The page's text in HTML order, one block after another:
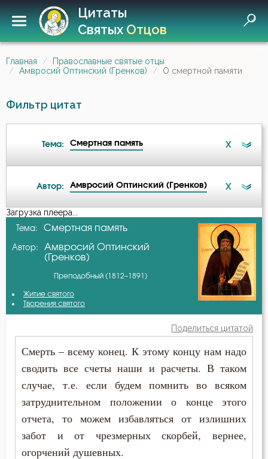
Цитаты
СвятыхОтцов
Главная
Православные святые отцы
Амвросий Оптинский (Гренков)
О смертной памяти
Фильтр цитат
Тема: Смертная память X
Ангел
Атеизм
Бдение
Бедность
Беседа
Бесы
Благодарность
Автор: Амвросий Оптинский (Гренков) X
А-я
Авва Исайя (Скитский)
Амвросий Оптинский (Гренков)
Антоний Великий
Василий Великий
Григорий Богослов
Игнатий Брянчанинов
Загрузка плеера...
Тема: Смертная память
Автор:
Амвросий Оптинский
(Гренков)
Преподобный (1812–1891)
Житие святого
Творения святого
Поделиться цитатой
Смерть – всему конец. К этому концу нам надо
сводить все счеты наши и расчеты. В таком
случае, т.е. если будем помнить во всяком
затруднительном положении о конце этого
отчета, то можем избавляться от излишних
забот и от чрезмерных скорбей, вернее,
огорчений душевных.